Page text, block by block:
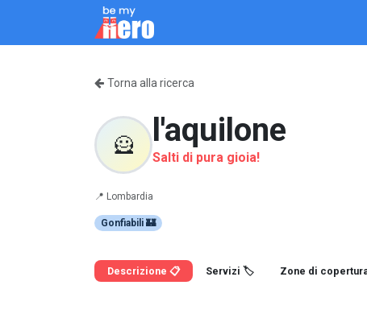
Passa al contenuto
Torna alla ricerca
🦸 l'aquilone
Salti di pura gioia!
📍 Lombardia
Gonfiabili 🏰
Descrizione 📋 Servizi 🏷️ Zone di